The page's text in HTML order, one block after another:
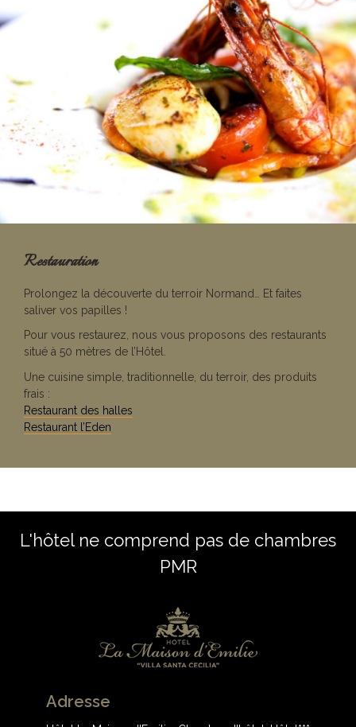
Restauration
Prolongez la découverte du terroir Normand… Et faites
saliver vos papilles !
Pour vous restaurez, nous vous proposons des restaurants
situé à 50 mètres de l’Hôtel.
Une cuisine simple, traditionnelle, du terroir, des produits
frais :
Restaurant des halles
Restaurant l’Eden
L'hôtel ne comprend pas de chambres
PMR
Adresse